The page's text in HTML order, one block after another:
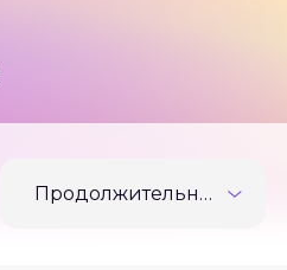
Продолжительность